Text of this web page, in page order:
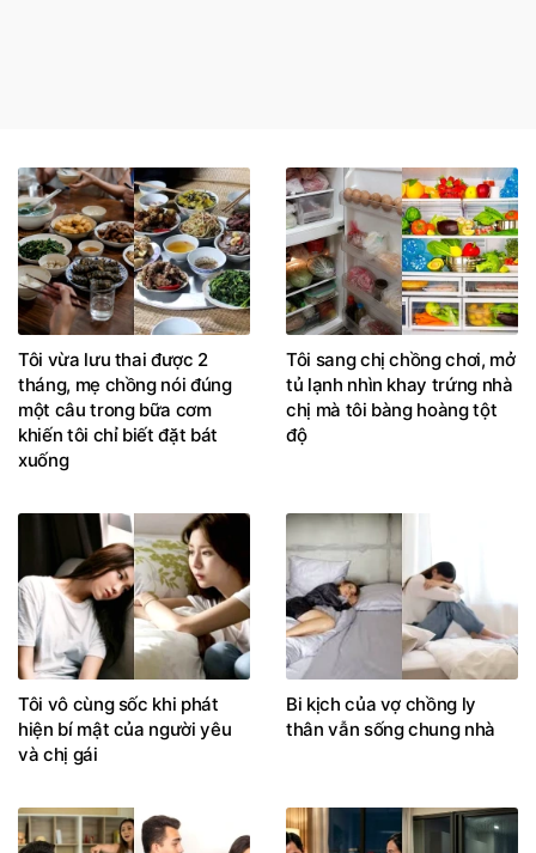
Tôi vừa lưu thai được 2
tháng, mẹ chồng nói đúng
một câu trong bữa cơm
khiến tôi chỉ biết đặt bát
xuống
Tôi sang chị chồng chơi, mở
tủ lạnh nhìn khay trứng nhà
chị mà tôi bàng hoàng tột
độ
Tôi vô cùng sốc khi phát
hiện bí mật của người yêu
và chị gái
Bi kịch của vợ chồng ly
thân vẫn sống chung nhà